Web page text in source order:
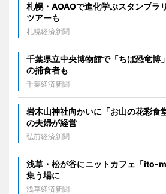
札幌・AOAOで進化学ぶスタンプ
ツアーも
札幌経済新聞
千葉県立中央博物館で「ちば恐竜
の捕食者も
千葉経済新聞
岩木山神社向かいに「お山の花彩
の夫婦が経営
弘前経済新聞
浅草・松が谷にニットカフェ「
集う場に
浅草経済新聞